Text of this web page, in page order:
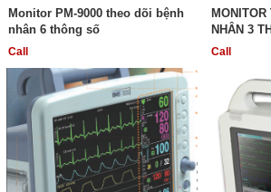
Monitor PM-9000 theo dõi bệnh
nhân 6 thông số
Call
MONITOR
NHÂN 3
Call